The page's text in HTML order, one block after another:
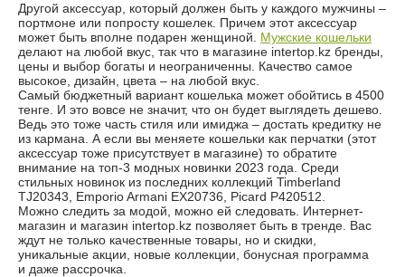
Другой аксессуар, который должен быть у каждого мужчины –
портмоне или попросту кошелек. Причем этот аксессуар
может быть вполне подарен женщиной. Мужские кошельки
делают на любой вкус, так что в магазине intertop.kz бренды,
цены и выбор богаты и неограниченны. Качество самое
высокое, дизайн, цвета – на любой вкус.
Самый бюджетный вариант кошелька может обойтись в 4500
тенге. И это вовсе не значит, что он будет выглядеть дешево.
Ведь это тоже часть стиля или имиджа – достать кредитку не
из кармана. А если вы меняете кошельки как перчатки (этот
аксессуар тоже присутствует в магазине) то обратите
внимание на топ-3 модных новинки 2023 года. Среди
стильных новинок из последних коллекций Timberland
TJ20343, Emporio Armani EX20736, Picard P420512.
Можно следить за модой, можно ей следовать. Интернет-
магазин и магазин intertop.kz позволяет быть в тренде. Вас
ждут не только качественные товары, но и скидки,
уникальные акции, новые коллекции, бонусная программа
и даже рассрочка.